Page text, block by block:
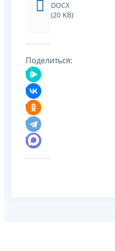
DOCX
(20 KB)
Поделиться: